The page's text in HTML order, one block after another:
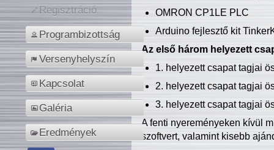
Regisztráció
Programbizottság
Versenyhelyszín
Kapcsolat
Galéria
Eredmények
OMRON CP1LE PLC
Arduino fejlesztő kit
Az első három helyezett
1. helyezett csapat tagjai
2. helyezett csapat tagjai
3. helyezett csapat tagjai
A fenti nyereményeken kívül
szoftvert, valamint kisebb